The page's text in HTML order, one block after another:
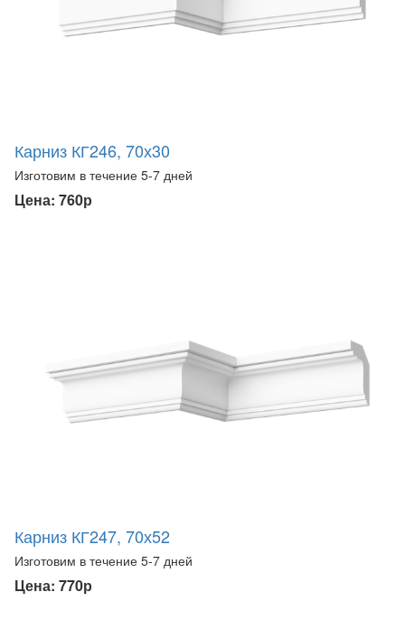
Карниз КГ246, 70х30
Изготовим в течение 5-7 дней
Цена: 760р
Карниз КГ247, 70х52
Изготовим в течение 5-7 дней
Цена: 770р